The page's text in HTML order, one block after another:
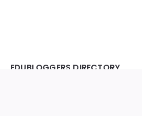
EDUBLOGGERS DIRECTORY